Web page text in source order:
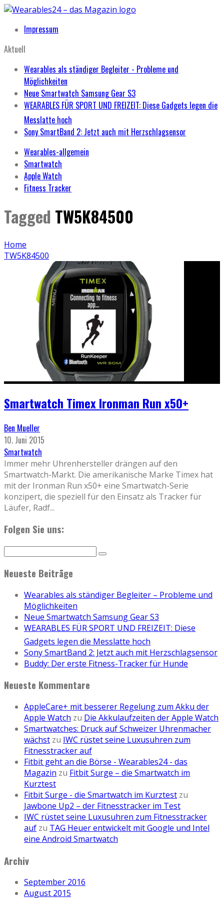
Impressum
Aktuell
Wearables als ständiger Begleiter - Probleme und
Möglichkeiten
Neue Smartwatch Samsung Gear S3
WEARABLES FÜR SPORT UND FREIZEIT: Diese Gadgets legen die
Messlatte hoch
Sony SmartBand 2: Jetzt auch mit Herzschlagsensor
Wearables-allgemein
Smartwatch
Apple Watch
Fitness Tracker
Tagged TW5K84500
Home
TW5K84500
Smartwatch Timex Ironman Run x50+
Ben Mueller
10. Juni 2015
Smartwatch
Immer mehr Uhrenhersteller drängen auf den
Smartwatch-Markt. Die amerikanische Marke Timex hat
mit der Ironman Run x50+ eine Smartwatch-Serie
konzipert, die speziell für den Einsatz als Tracker für
Läufer, Radf...
Folgen Sie uns:
Neueste Beiträge
Wearables als ständiger Begleiter – Probleme und
Möglichkeiten
Neue Smartwatch Samsung Gear S3
WEARABLES FÜR SPORT UND FREIZEIT: Diese
Gadgets legen die Messlatte hoch
Sony SmartBand 2: Jetzt auch mit Herzschlagsensor
Buddy: Der erste Fitness-Tracker für Hunde
Neueste Kommentare
AppleCare+ mit besserer Regelung zum Akku der
Apple Watch zu Die Akkulaufzeiten der Apple Watch
Smartwatches: Druck auf Schweizer Uhrenmacher
wächst zu IWC rüstet seine Luxusuhren zum
Fitnesstracker auf
Fitbit geht an die Börse - Wearables24 - das
Magazin zu Fitbit Surge – die Smartwatch im
Kurztest
Fitbit Surge - die Smartwatch im Kurztest zu
Jawbone Up2 – der Fitnesstracker im Test
IWC rüstet seine Luxusuhren zum Fitnesstracker
auf zu TAG Heuer entwickelt mit Google und Intel
eine Android Smartwatch
Archiv
September 2016
August 2015